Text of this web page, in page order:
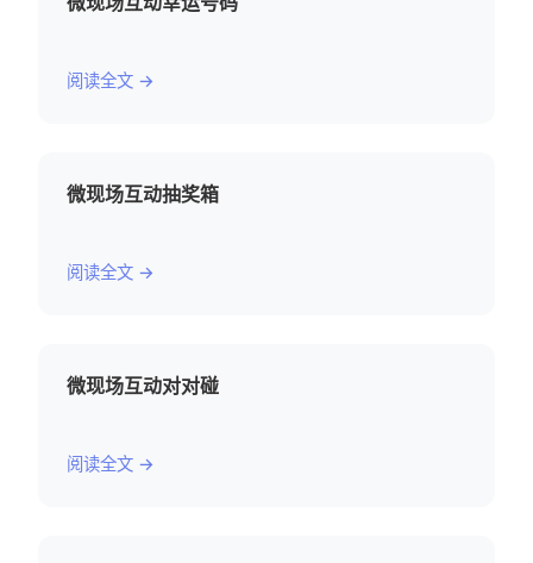
阅读全文 →
微现场互动抽奖箱
阅读全文 →
微现场互动对对碰
阅读全文 →